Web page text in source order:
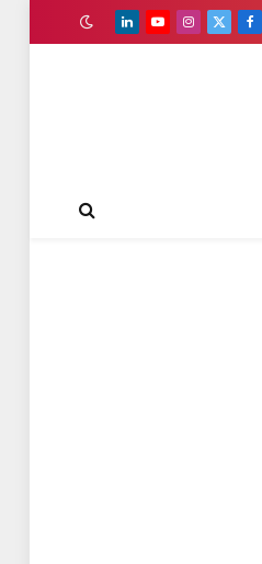
Facebook
X
Instagram
YouTube
LinkedIn